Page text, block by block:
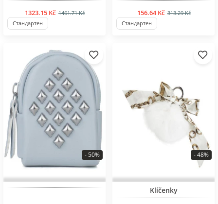
1323.15 Kč 1461.71 Kč
Стандартен
156.64 Kč 313.29 Kč
Стандартен
BESTSELLER
- 50%
BESTSELLER
Klíčenky
- 48%